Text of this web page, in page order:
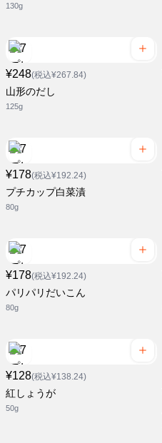
130g
¥248(税込¥267.84)
山形のだし
125g
¥178(税込¥192.24)
プチカップ白菜漬
80g
¥178(税込¥192.24)
パリパリだいこん
80g
¥128(税込¥138.24)
紅しょうが
50g